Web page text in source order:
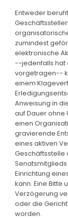
Entweder
zumindest
elektronische
--jedenfalls hat
vorgetragen--
einem
Anweisung in
auf Dauer ohne
einen
gravierende
eines aktiven
Geschäftsstelle
Einrichtung
kann. Eine Bitte
Verzögerung
oder die
worden.